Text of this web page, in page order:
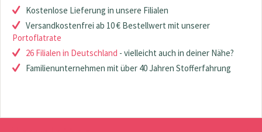
Kostenlose Lieferung in unsere Filialen
Versandkostenfrei ab 10 € Bestellwert mit unserer
Portoflatrate
26 Filialen in Deutschland - vielleicht auch in deiner Nähe?
Familienunternehmen mit über 40 Jahren Stofferfahrung